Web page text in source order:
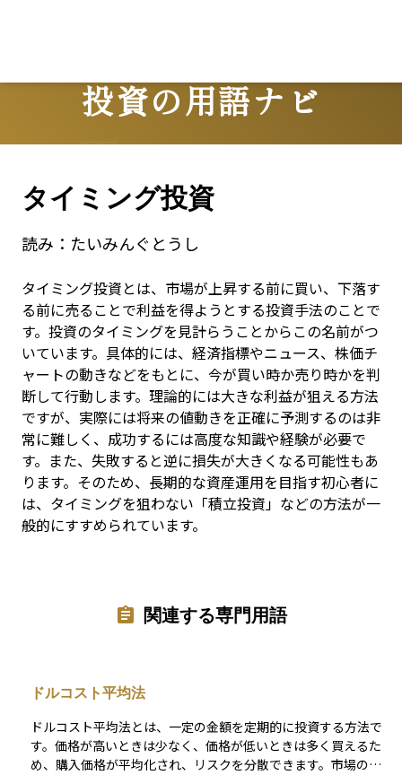
投資の用語ナビ
Terms
タイミング投資
読み： たいみんぐとうし
タイミング投資とは、市場が上昇する前に買い、下落す
る前に売ることで利益を得ようとする投資手法のことで
す。投資のタイミングを見計らうことからこの名前がつ
いています。具体的には、経済指標やニュース、株価チ
ャートの動きなどをもとに、今が買い時か売り時かを判
断して行動します。理論的には大きな利益が狙える方法
ですが、実際には将来の値動きを正確に予測するのは非
常に難しく、成功するには高度な知識や経験が必要で
す。また、失敗すると逆に損失が大きくなる可能性もあ
ります。そのため、長期的な資産運用を目指す初心者に
は、タイミングを狙わない「積立投資」などの方法が一
般的にすすめられています。
関連する専門用語
ドルコスト平均法
ドルコスト平均法とは、一定の金額を定期的に投資する方法で
す。価格が高いときは少なく、価格が低いときは多く買えるた
め、購入価格が平均化され、リスクを分散できます。市場のタ